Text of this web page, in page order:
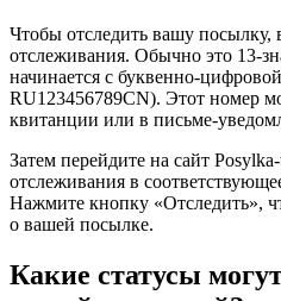
Чтобы отследить вашу посылку,
отслеживания. Обычно это 13-
начинается с буквенно-
RU123456789CN). Этот номер
квитанции или в письме-
Затем перейдите на сайт
отслеживания в
Нажмите кнопку «Отследить»,
о вашей посылке.
Какие статусы